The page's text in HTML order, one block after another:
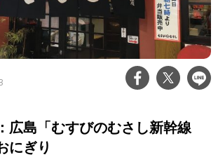
広島「むすびのむさし新幹線
にぎり